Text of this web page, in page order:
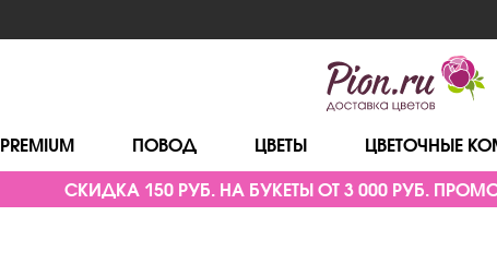
PREMIUM ПОВОД ЦВЕТЫ ЦВЕТОЧНЫЕ
СКИДКА 150 РУБ. НА БУКЕТЫ ОТ 3 000 РУБ.